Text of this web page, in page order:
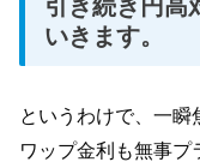
引き続き円高
いきます。
というわけで、一瞬
ワップ金利も無事